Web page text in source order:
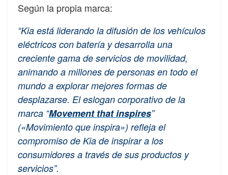
Según la propia marca:
“Kia está liderando la difusión de los vehículos
eléctricos con batería y desarrolla una
creciente gama de servicios de movilidad,
animando a millones de personas en todo el
mundo a explorar mejores formas de
desplazarse. El eslogan corporativo de la
marca “Movement that inspires”
(«Movimiento que inspira») refleja el
compromiso de Kia de inspirar a los
consumidores a través de sus productos y
servicios”.